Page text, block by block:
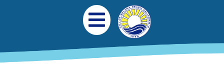
Перейти к общему содержаниюГлавная
Открыть мобильное меню